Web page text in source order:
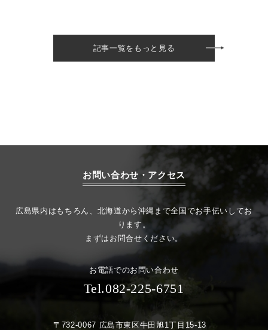
記事一覧をもっと見る
お問い合わせ・アクセス
広島県内はもちろん、北海道から沖縄まで全国でお手伝いしてお
ります。
まずはお問合せください。
お電話でのお問い合わせ
Tel.082-225-6751
〒732-0067 広島市東区牛田旭1丁目15-13